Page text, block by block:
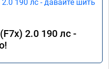
2.0 190 лс -